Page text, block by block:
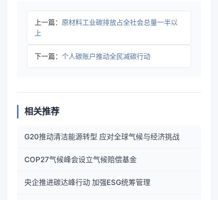
上一篇： 原材料工业碳排放占全社会总量一半以
上
下一篇： 个人碳账户推动全民减碳行动
相关推荐
G20推动清洁能源转型 应对全球气候与经济挑战
COP27气候峰会设立气候赔偿基金
央企推进碳达峰行动 加强ESG统筹管理